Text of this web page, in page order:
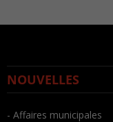
NOUVELLES
- Affaires municipales